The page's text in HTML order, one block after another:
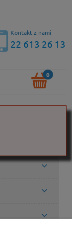
Kontakt z nami
22 613 26 13